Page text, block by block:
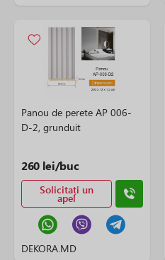
Panou de perete AP 006-
D-2, grunduit
260 lei/buc
Solicitați un
apel
DEKORA.MD